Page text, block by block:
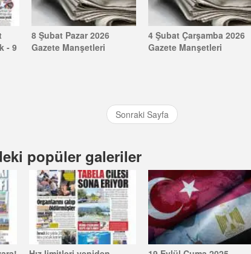
- 9
8 Şubat Pazar 2026
Gazete Manşetleri
4 Şubat Çarşamba 2026
Gazete Manşetleri
Sonraki Sayfa
popüler galeriler